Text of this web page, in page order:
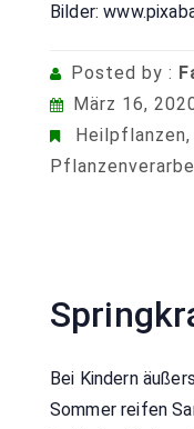
Bilder:
Posted by :
März 16,
Heilpflanzen,
Bei Kindern
Sommer reifen